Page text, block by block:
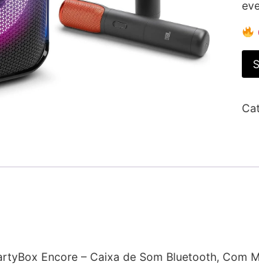
Encore – Caixa de Som Bluetooth, Com